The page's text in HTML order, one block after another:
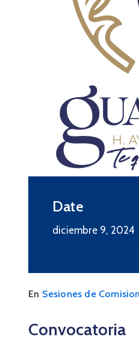
Date
diciembre 9, 2024
En Sesiones de
Convocatoria
08 SEP
Social
Más